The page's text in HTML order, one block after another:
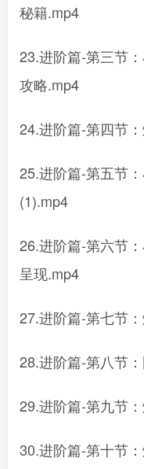
秘籍.mp4
23.进阶篇-第三节
攻略.mp4
24.进阶篇-第四节
25.进阶篇-第五节
(1).mp4
26.进阶篇-第六节
呈现.mp4
27.进阶篇-第七节
28.进阶篇-第八节
29.进阶篇-第九节
30.进阶篇-第十节